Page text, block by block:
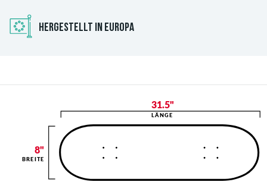
HERGESTELLT IN EUROPA
31.5"
LÄNGE
8"
BREITE